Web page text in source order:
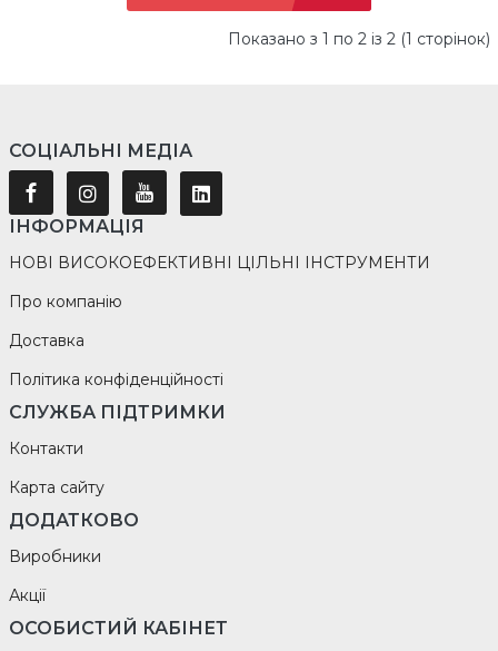
Показано з 1 по 2 із 2 (1 сторінок)
СОЦІАЛЬНІ МЕДІА
ІНФОРМАЦІЯ
НОВІ ВИСОКОЕФЕКТИВНІ ЦІЛЬНІ ІНСТРУМЕНТИ
Про компанію
Доставка
Політика конфіденційності
СЛУЖБА ПІДТРИМКИ
Контакти
Карта сайту
ДОДАТКОВО
Виробники
Акції
ОСОБИСТИЙ КАБІНЕТ